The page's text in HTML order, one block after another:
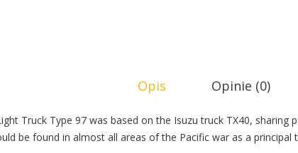
Opis Opinie (0)
Truck Type 97 was based on the Isuzu truck TX40,
be found in almost all areas of the Pacific war as a